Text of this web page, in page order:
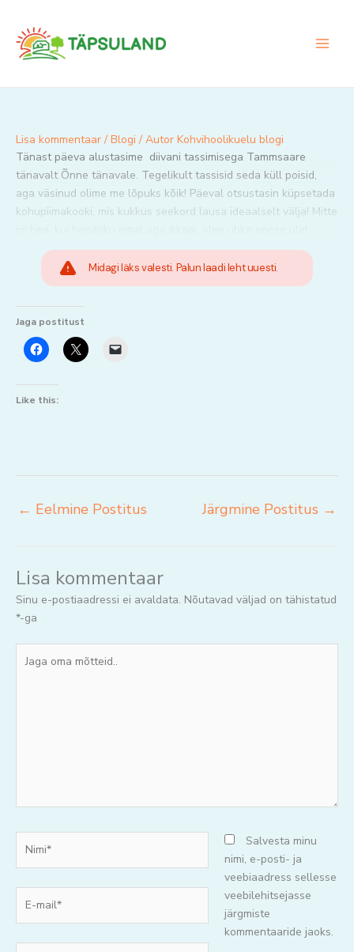
content
Lisa kommentaar / Blogi / Autor Kohvihoolikuelu blogi
Tänast päeva alustasime diivani tassimisega Tammsaare
tänavalt Õnne tänavale. Tegelikult tassisid seda küll poisid,
aga väsinud olime me lõpuks kõik! Päeval otsustasin küpsetada
kohupiimakooki, mis kukkus seekord lausa ideaalselt välja! Mitte
Midagi läks valesti. Palun laadi leht uuesti.
Jaga postitust
Like this:
← Eelmine Postitus Järgmine Postitus →
Lisa kommentaar
Sinu e-postiaadressi ei avaldata. Nõutavad väljad on tähistatud
*-ga
oma
mail*
Salvesta minu
nimi, e-posti- ja
veebiaadress sellesse
veebilehitsejasse
järgmiste
kommentaaride jaoks.